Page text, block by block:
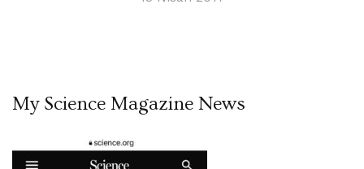
My Science Magazine News